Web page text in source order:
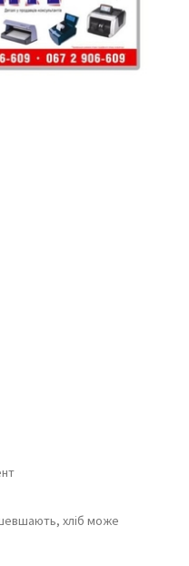
хліб може